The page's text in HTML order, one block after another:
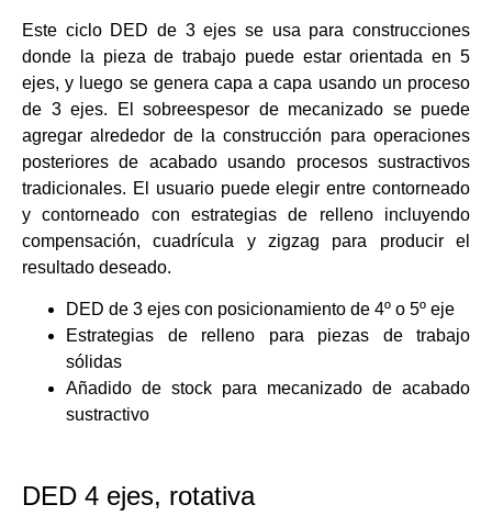
Este ciclo DED de 3 ejes se usa para construcciones
donde la pieza de trabajo puede estar orientada en 5
ejes, y luego se genera capa a capa usando un proceso
de 3 ejes. El sobreespesor de mecanizado se puede
agregar alrededor de la construcción para operaciones
posteriores de acabado usando procesos sustractivos
tradicionales. El usuario puede elegir entre contorneado
y contorneado con estrategias de relleno incluyendo
compensación, cuadrícula y zigzag para producir el
resultado deseado.
DED de 3 ejes con posicionamiento de 4º o 5º eje
Estrategias de relleno para piezas de trabajo
sólidas
Añadido de stock para mecanizado de acabado
sustractivo
DED 4 ejes, rotativa